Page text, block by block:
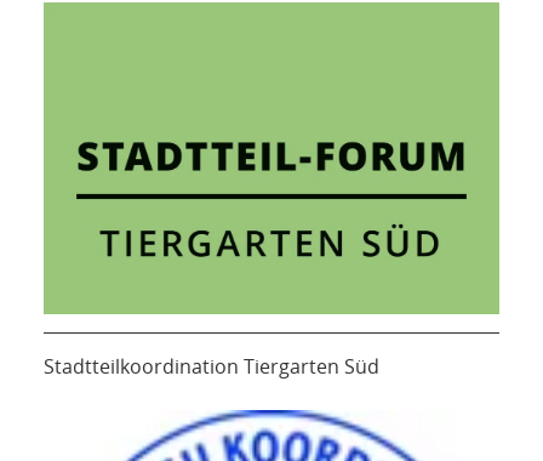
Stadtteilkoordination Tiergarten Süd